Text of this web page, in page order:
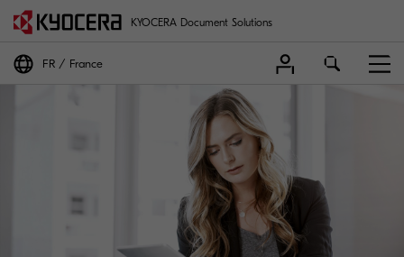
KYOCERA Document Solutions
FR France